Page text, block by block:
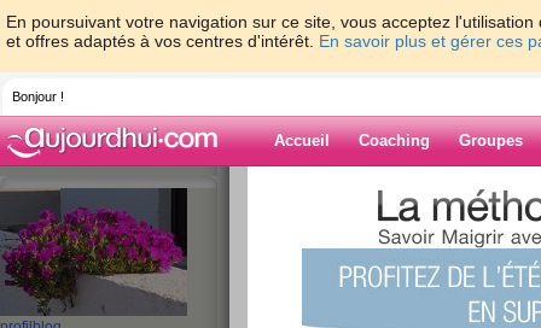
En poursuivant votre navigation sur ce site, vous acceptez
et offres adaptés à vos centres d'intérêt. En savoir plus et gérer ces
Bonjour !
Accueil Coaching Groupes
>
Blog de